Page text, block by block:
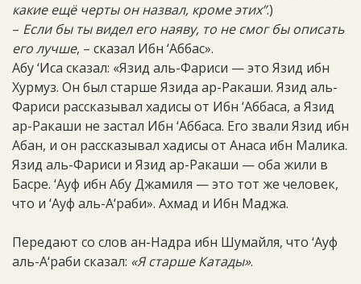
какие ещё черты он назвал, кроме этих”.)
– Если бы ты видел его наяву, то не смог бы описать
его лучше, – сказал Ибн ‘Аббас».
Абу ‘Иса сказал: «Язид аль-Фариси — это Язид ибн
Хурмуз. Он был старше Язида ар-Ракаши. Язид аль-
Фариси рассказывал хадисы от Ибн ‘Аббаса, а Язид
ар-Ракаши не застал Ибн ‘Аббаса. Его звали Язид ибн
Абан, и он рассказывал хадисы от Анаса ибн Малика.
Язид аль-Фариси и Язид ар-Ракаши — оба жили в
Басре. ‘Ауф ибн Абу Джамиля — это тот же человек,
что и ‘Ауф аль-А‘раби». Ахмад и Ибн Маджа.
Передают со слов ан-Надра ибн Шумайля, что ‘Ауф
аль-А‘раби сказал: «Я старше Катады».